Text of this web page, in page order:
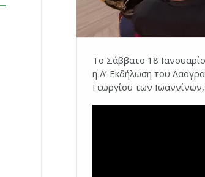
Το Σάββατο 18
η Α’ Εκδήλωση του
Γεωργίου των